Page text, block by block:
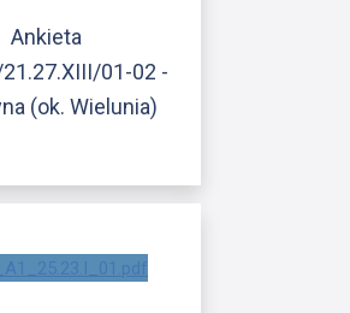
Ankieta
01-02 -
(ok. Wielunia)